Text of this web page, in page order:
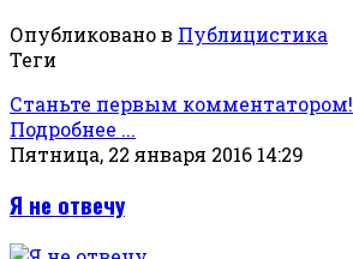
Опубликовано в Публицистика
Теги
Станьте первым комментатором!
Подробнее ...
Пятница, 22 января 2016 14:29
Я не отвечу